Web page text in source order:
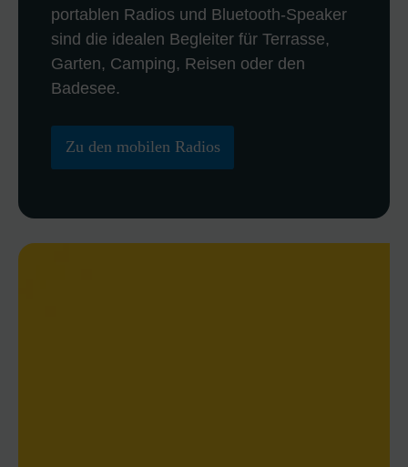
portablen Radios und Bluetooth-Speaker
sind die idealen Begleiter für Terrasse,
Garten, Camping, Reisen oder den
Badesee.
Zu den mobilen Radios